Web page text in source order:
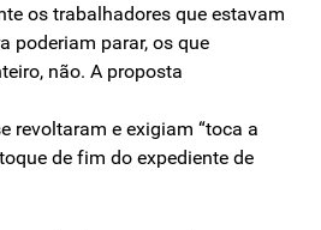
os trabalhadores que estavam
poderiam parar, os que
não. A proposta
revoltaram e exigiam “toca a
de fim do expediente de